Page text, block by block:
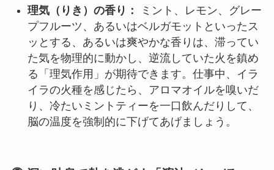
理気（りき）の香り：
ミント、レモン、グレー
プフルーツ、あるいはベルガモットといったス
ッとする、あるいは爽やかな香りは、滞ってい
た気を物理的に動かし、逆流していた火を鎮め
る「理気作用」が期待できます。仕事中、イラ
イラの火種を感じたら、アロマオイルを嗅いだ
り、冷たいミントティーを一口飲んだりして、
脳の温度を強制的に下げてあげましょう。